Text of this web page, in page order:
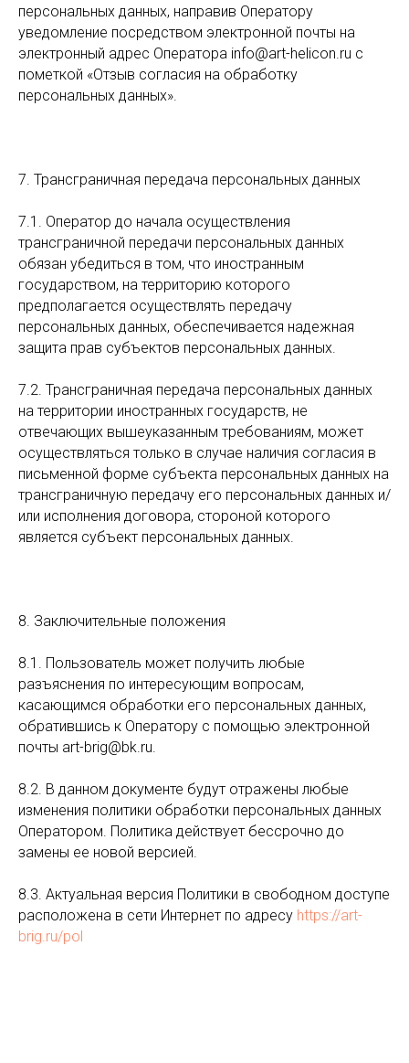
персональных данных, направив Оператору
уведомление посредством электронной почты на
электронный адрес Оператора info@art-helicon.ru с
пометкой «Отзыв согласия на обработку
персональных данных».
7. Трансграничная передача персональных данных
7.1. Оператор до начала осуществления
трансграничной передачи персональных данных
обязан убедиться в том, что иностранным
государством, на территорию которого
предполагается осуществлять передачу
персональных данных, обеспечивается надежная
защита прав субъектов персональных данных.
7.2. Трансграничная передача персональных данных
на территории иностранных государств, не
отвечающих вышеуказанным требованиям, может
осуществляться только в случае наличия согласия в
письменной форме субъекта персональных данных на
трансграничную передачу его персональных данных и/
или исполнения договора, стороной которого
является субъект персональных данных.
8. Заключительные положения
8.1. Пользователь может получить любые
разъяснения по интересующим вопросам,
касающимся обработки его персональных данных,
обратившись к Оператору с помощью электронной
почты art-brig@bk.ru.
8.2. В данном документе будут отражены любые
изменения политики обработки персональных данных
Оператором. Политика действует бессрочно до
замены ее новой версией.
8.3. Актуальная версия Политики в свободном доступе
расположена в сети Интернет по адресу https://art-
brig.ru/pol